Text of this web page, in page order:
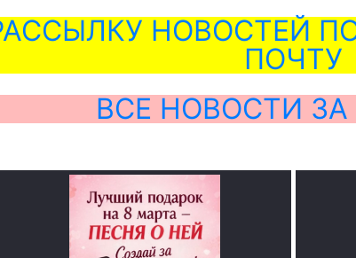
НОВОСТЕЙ
ПОЧТУ
ВСЕ НОВОСТИ ЗА